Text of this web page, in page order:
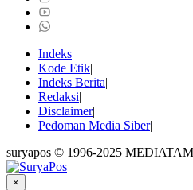
Indeks
Kode Etik
Indeks Berita
Redaksi
Disclaimer
Pedoman Media Siber
suryapos © 1996-2025
×